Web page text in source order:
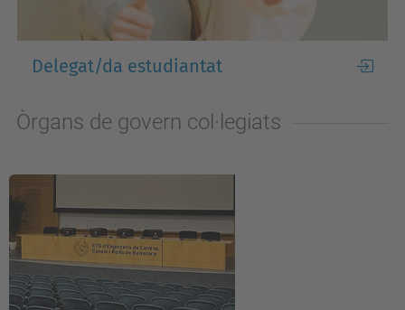
Delegat/da estudiantat
Òrgans de govern col·legiats